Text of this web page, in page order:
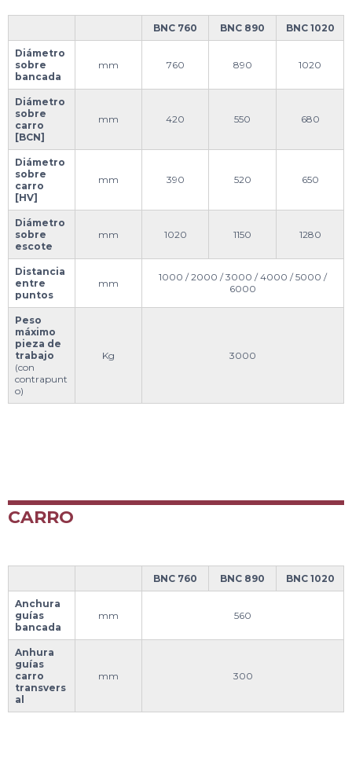
BNC 760 BNC 890 BNC 1020
Diámetro
sobre
bancada
mm 760 890 1020
Diámetro
sobre
carro
[BCN]
mm 420 550 680
Diámetro
sobre
carro
[HV]
mm 390 520 650
Diámetro
sobre
escote
mm 1020 1150 1280
Distancia
entre
puntos
mm
1000 / 2000 / 3000 / 4000 / 5000 /
6000
Peso
máximo
pieza de
trabajo
(con
contrapunt
o)
Kg 3000
CARRO
BNC 760 BNC 890 BNC 1020
Anchura
guías
bancada
mm 560
Anhura
guías
carro
transvers
al
mm 300